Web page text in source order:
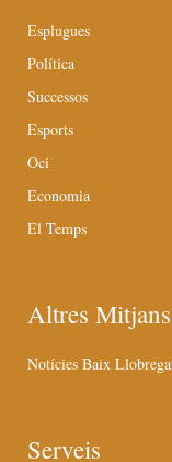
Esplugues
Política
Successos
Esports
Oci
Economia
El Temps
Altres Mitjans
Notícies Baix
Serveis